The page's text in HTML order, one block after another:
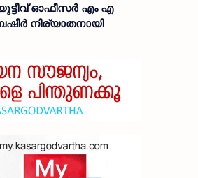
ഓഫീസർ എം എ
നിര്യാതനായി